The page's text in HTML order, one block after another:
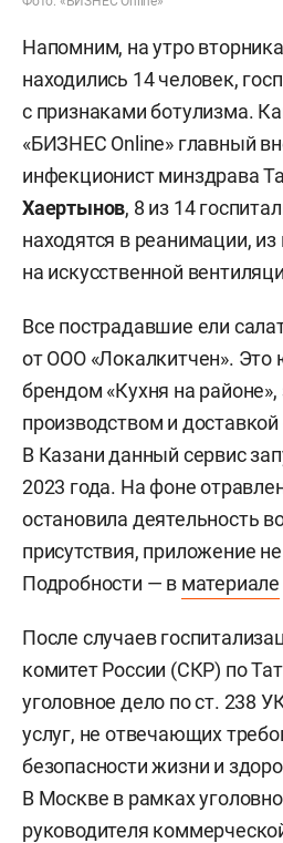
Напомним, на утро
находились 14 человек,
с признаками ботулизма.
«БИЗНЕС Online» главный
инфекционист минздрава
Хаертынов, 8 из 14
находятся в реанимации,
на искусственной
Все пострадавшие ели
от ООО «Локалкитчен». Это
брендом «Кухня на районе»,
производством и
В Казани данный сервис
2023 года. На фоне
остановила деятельность
присутствия, приложение
Подробности — в материале
После случаев
комитет России (СКР) по
уголовное дело по ст. 238
услуг, не отвечающих
безопасности жизни и
В Москве в рамках
руководителя